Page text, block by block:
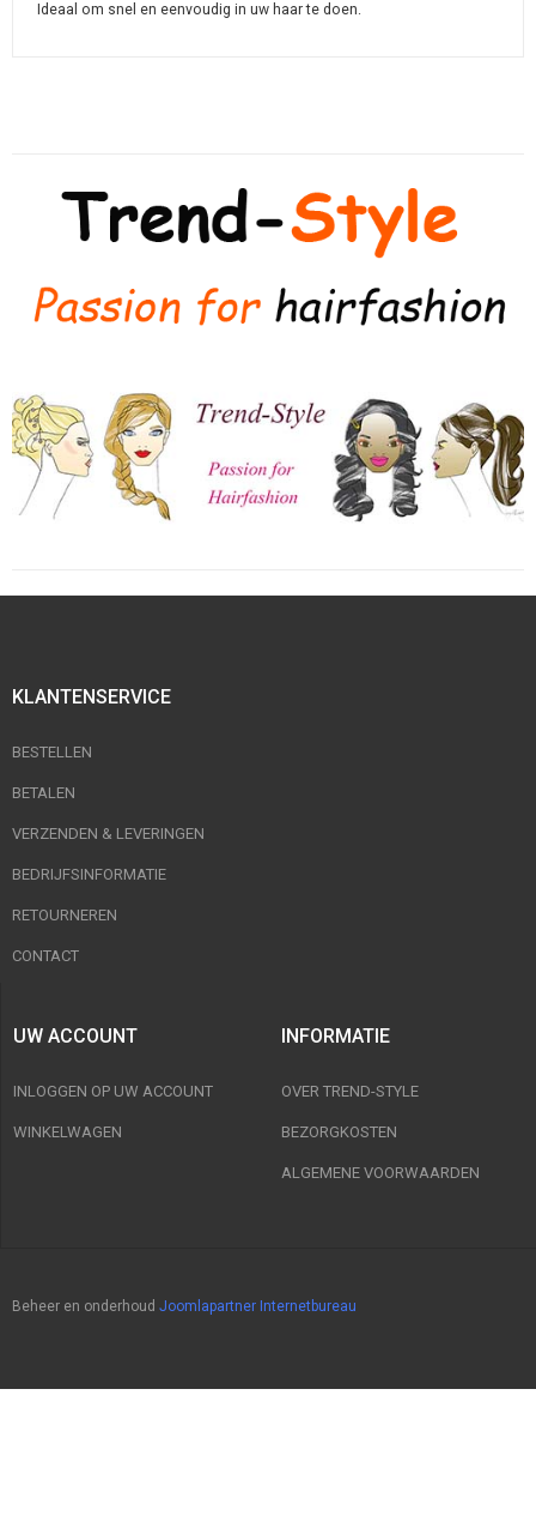
Ideaal om snel en eenvoudig in uw haar te doen.
KLANTENSERVICE
BESTELLEN
BETALEN
VERZENDEN & LEVERINGEN
BEDRIJFSINFORMATIE
RETOURNEREN
CONTACT
UW ACCOUNT
INLOGGEN OP UW ACCOUNT
WINKELWAGEN
INFORMATIE
OVER TREND-STYLE
BEZORGKOSTEN
ALGEMENE VOORWAARDEN
Beheer en onderhoud Joomlapartner Internetbureau